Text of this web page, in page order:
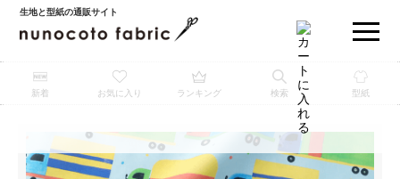
生地と型紙の通販サイト
新着 お気に入り ランキング 検索 型紙